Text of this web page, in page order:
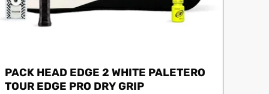
PACK HEAD EDGE 2 WHITE PALETERO
TOUR EDGE PRO DRY GRIP